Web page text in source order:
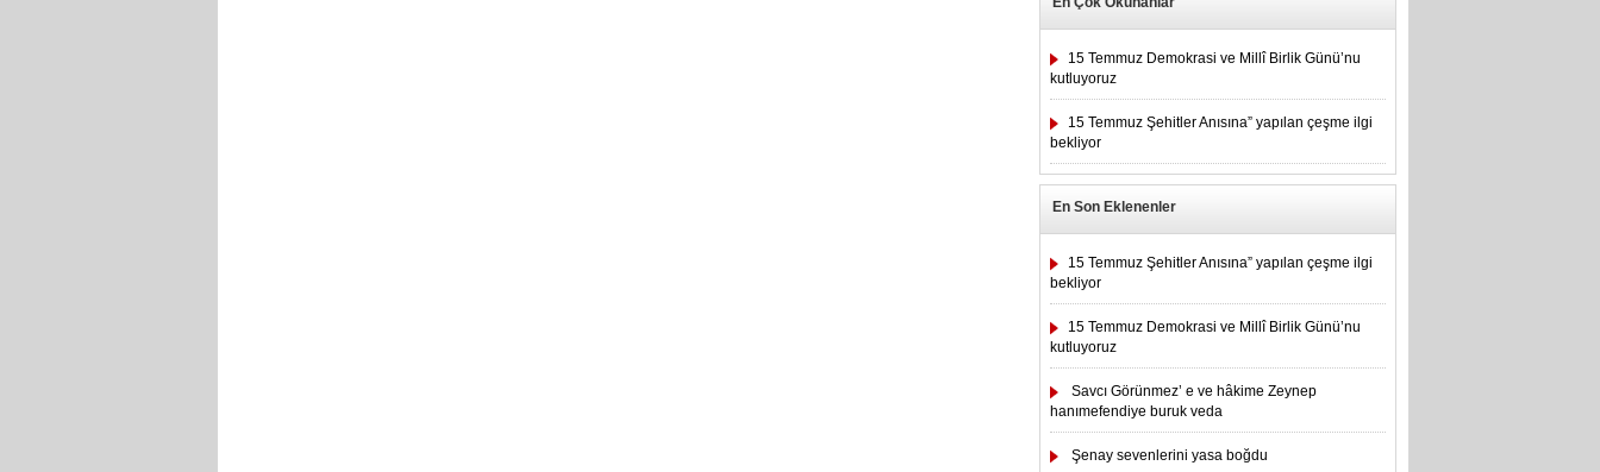
15 Temmuz Demokrasi ve Millî Birlik Günü’nu
kutluyoruz
15 Temmuz Şehitler Anısına” yapılan çeşme ilgi
bekliyor
En Son Eklenenler
15 Temmuz Şehitler Anısına” yapılan çeşme ilgi
bekliyor
15 Temmuz Demokrasi ve Millî Birlik Günü’nu
kutluyoruz
Savcı Görünmez’ e ve hâkime Zeynep
hanımefendiye buruk veda
Şenay sevenlerini yasa boğdu